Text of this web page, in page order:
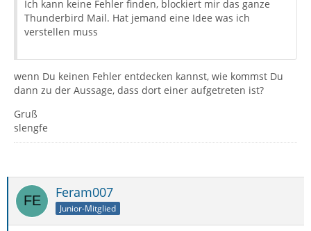
Ich kann keine Fehler finden, blockiert mir das ganze
Thunderbird Mail. Hat jemand eine Idee was ich
verstellen muss
wenn Du keinen Fehler entdecken kannst, wie kommst Du
dann zu der Aussage, dass dort einer aufgetreten ist?
Gruß
slengfe
Feram007
Junior-Mitglied